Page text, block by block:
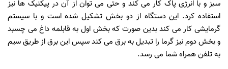
سبز و با انرژی پاک کار می کند و حتی می توان از آن در پیکنیک ها نیز
استفاده کرد. این دستگاه از دو بخش تشکیل شده است و با سیستم
گرمایشی کار می کند بدین صورت که بخش اول به قابلمه داغ می چسبد
و بخش دوم نیز گرما را تبدیل به برق می کند سپس این برق از طریق سیم
به تلفن همراه شما می رسد.